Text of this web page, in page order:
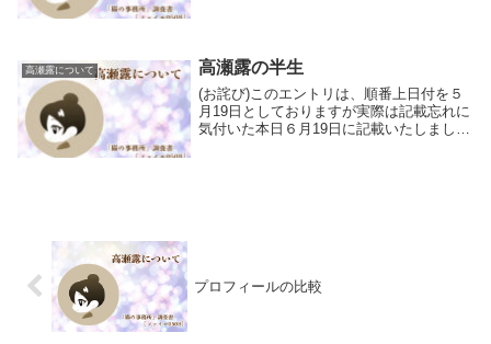
下の岩手教...
高瀬露について 高瀬露の半生
(お詫び)このエントリは、順番上日付を５
月19日としておりますが実際は記載忘れに
気付いた本日６月19日に記載いたしまし
プロフィールの比較